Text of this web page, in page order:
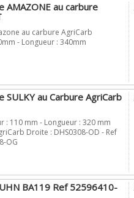
au carbure
au carbure AgriCarb
- Longueur : 340mm
au Carbure AgriCarb
: 110 mm - Longueur : 320 mm
Droite : DHS0308-OD - Ref
OG
BA119 Ref 52596410-